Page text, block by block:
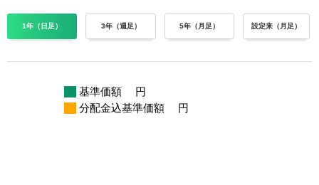
1年（日足） 3年（週足） 5年（月足） 設定来（月足）
基準価額
円
分配金込基準価額
円